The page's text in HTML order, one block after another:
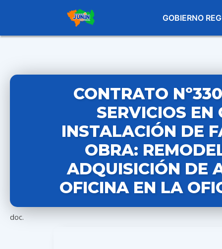
GOBIERNO
CONTRATO
SERVICIOS EN
INSTALACIÓN DE
OBRA:
ADQUISICIÓN DE
OFICINA EN LA
doc.